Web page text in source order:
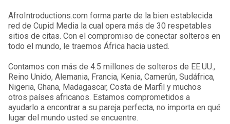
AfroIntroductions.com forma parte de la bien establecida
red de Cupid Media la cual opera más de 30 respetables
sitios de citas. Con el compromiso de conectar solteros en
todo el mundo, le traemos África hacia usted.
Contamos con más de 4.5 millones de solteros de EE.UU.,
Reino Unido, Alemania, Francia, Kenia, Camerún, Sudáfrica,
Nigeria, Ghana, Madagascar, Costa de Marfil y muchos
otros países africanos. Estamos comprometidos a
ayudarlo a encontrar a su pareja perfecta, no importa en qué
lugar del mundo usted se encuentre.